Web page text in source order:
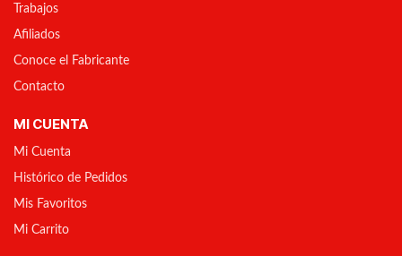
Trabajos
Afiliados
Conoce el Fabricante
Contacto
MI CUENTA
Mi Cuenta
Histórico de Pedidos
Mis Favoritos
Mi Carrito